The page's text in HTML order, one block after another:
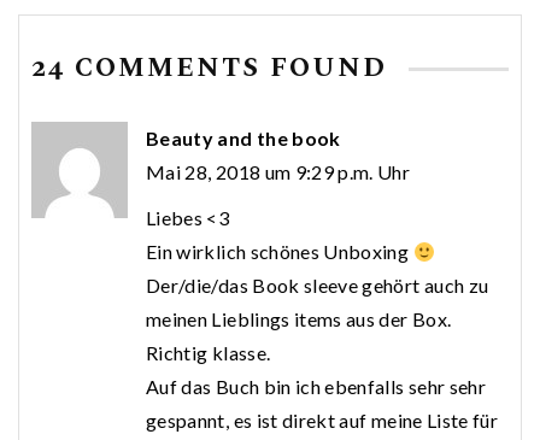
24 COMMENTS FOUND
Beauty and the book
Mai 28, 2018 um 9:29 p.m. Uhr
Liebes <3
Ein wirklich schönes Unboxing
Der/die/das Book sleeve gehört auch zu
meinen Lieblings items aus der Box.
Richtig klasse.
Auf das Buch bin ich ebenfalls sehr sehr
gespannt, es ist direkt auf meine Liste für